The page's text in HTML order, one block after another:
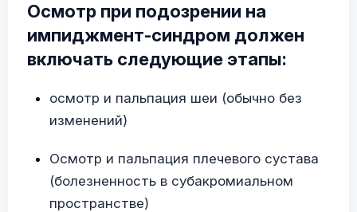
Осмотр при подозрении на
импиджмент-синдром должен
включать следующие этапы:
осмотр и пальпация шеи (обычно без
изменений)
Осмотр и пальпация плечевого сустава
(болезненность в субакромиальном
пространстве)